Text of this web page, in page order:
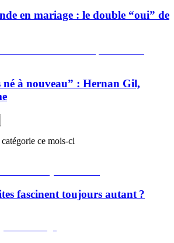
en mariage : le double “oui” de
à nouveau” : Hernan Gil,
ce mois-ci
fascinent toujours autant ?